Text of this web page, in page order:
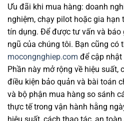
Ưu đãi khi mua hàng: doanh
nghiệm, chạy pilot hoặc gia hạn
tín dụng. Để được tư vấn và báo
ngũ của chúng tôi. Bạn cũng có
mocongnghiep.com để cập
Phần này mở rộng về hiệu suất,
điều kiện bảo quản và bài toán
và bộ phận mua hàng so sánh
thực tế trong vận hành hằng